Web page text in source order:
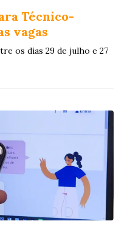
Técnico-
vagas
os dias 29 de julho e 27